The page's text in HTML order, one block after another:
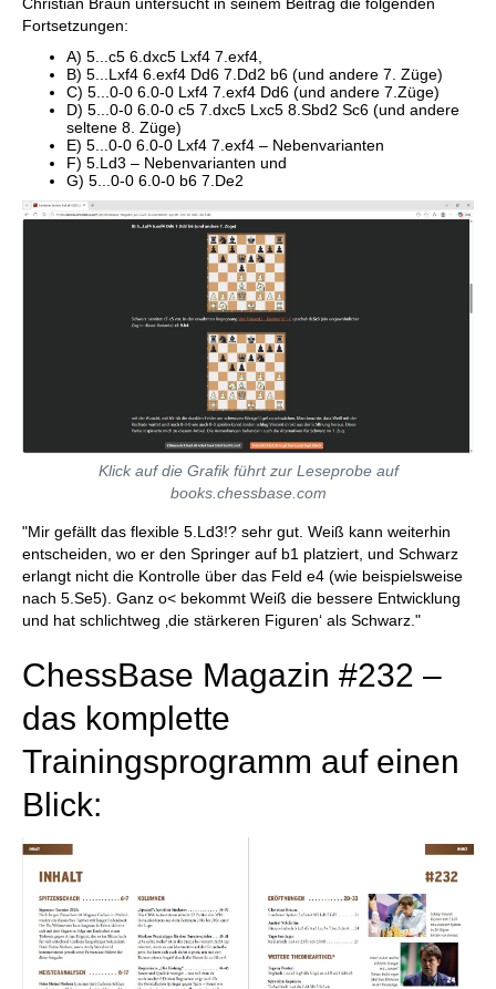
Fortsetzungen:
A) 5...c5 6.dxc5 Lxf4 7.exf4,
B) 5...Lxf4 6.exf4 Dd6 7.Dd2 b6 (und andere 7. Züge)
C) 5...0-0 6.0-0 Lxf4 7.exf4 Dd6 (und andere 7.Züge)
D) 5...0-0 6.0-0 c5 7.dxc5 Lxc5 8.Sbd2 Sc6 (und andere
seltene 8. Züge)
E) 5...0-0 6.0-0 Lxf4 7.exf4 – Nebenvarianten
F) 5.Ld3 – Nebenvarianten und
G) 5...0-0 6.0-0 b6 7.De2
Klick auf die Grafik führt zur Leseprobe auf
books.chessbase.com
"Mir gefällt das flexible 5.Ld3!? sehr gut. Weiß kann weiterhin
entscheiden, wo er den Springer auf b1 platziert, und Schwarz
erlangt nicht die Kontrolle über das Feld e4 (wie beispielsweise
nach 5.Se5). Ganz o< bekommt Weiß die bessere Entwicklung
und hat schlichtweg ‚die stärkeren Figuren‘ als Schwarz."
ChessBase Magazin #232 –
das komplette
Trainingsprogramm auf einen
Blick: